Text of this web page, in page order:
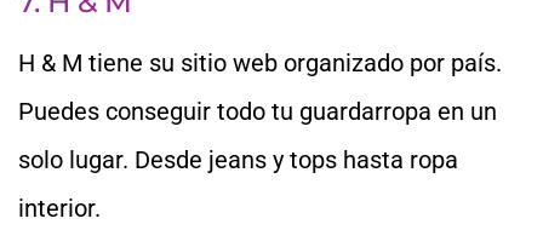
H & M tiene su sitio web organizado por país.
Puedes conseguir todo tu guardarropa en un
solo lugar. Desde jeans y tops hasta ropa
interior.